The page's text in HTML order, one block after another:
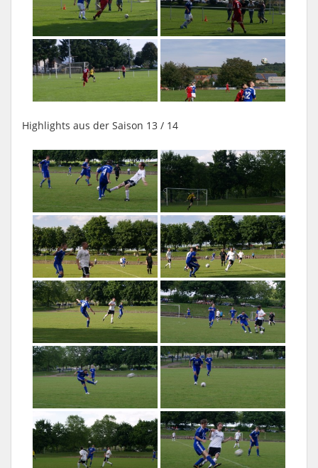
Highlights aus der Saison 13 / 14